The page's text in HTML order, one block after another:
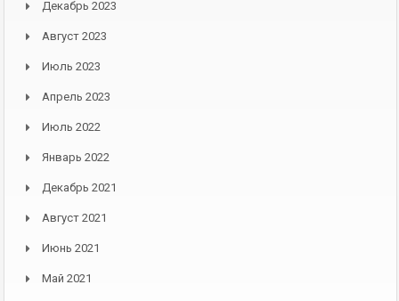
Декабрь 2023
Август 2023
Июль 2023
Апрель 2023
Июль 2022
Январь 2022
Декабрь 2021
Август 2021
Июнь 2021
Май 2021